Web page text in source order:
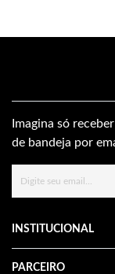
Imagina só receber
de bandeja por
INSTITUCIONAL
PARCEIRO